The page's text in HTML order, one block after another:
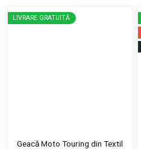
LIVRARE GRATUITĂ
Geacă Moto Touring din Textil